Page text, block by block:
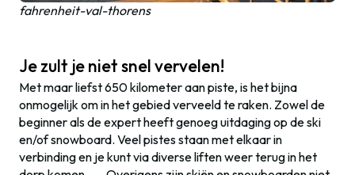
fahrenheit-val-thorens
Je zult je niet snel vervelen!
Met maar liefst 650 kilometer aan piste, is het bijna
onmogelijk om in het gebied verveeld te raken. Zowel de
beginner als de expert heeft genoeg uitdaging op de ski
en/of snowboard. Veel pistes staan met elkaar in
verbinding en je kunt via diverse liften weer terug in het